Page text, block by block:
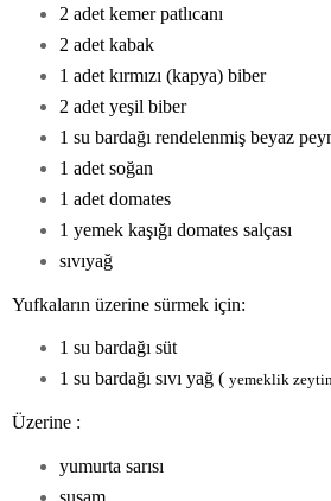
2 adet kemer patlıcanı
2 adet kabak
1 adet kırmızı (kapya) biber
2 adet yeşil biber
1 su bardağı rendelenmiş beyaz
1 adet soğan
1 adet domates
1 yemek kaşığı domates salçası
sıvıyağ
Yufkaların üzerine sürmek için:
1 su bardağı süt
1 su bardağı sıvı yağ ( yemeklik
Üzerine :
yumurta sarısı
susam